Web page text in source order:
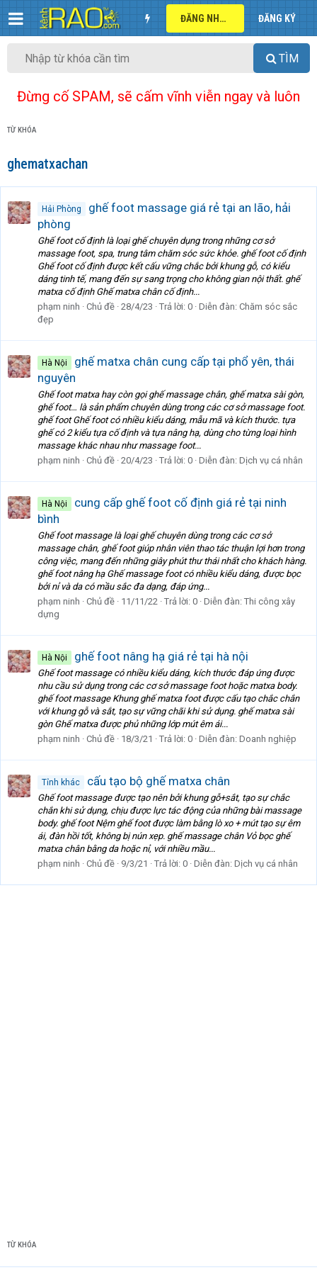
ĐĂNG NHẬP ĐĂNG KÝ
TÌM
Đừng cố SPAM, sẽ cấm vĩnh viễn ngay và luôn
TỪ KHÓA
ghematxachan
Hải Phòng
ghế foot massage giá rẻ tại an lão, hải
phòng
Ghế foot cố định là loại ghế chuyên dụng trong những cơ sở
massage foot, spa, trung tâm chăm sóc sức khỏe. ghế foot cố định
Ghế foot cố định được kết cấu vững chắc bởi khung gỗ, có kiểu
dáng tinh tế, mang đến sự sang trọng cho không gian nội thất. ghế
matxa cố định Ghế matxa chân cố định...
phạm ninh
Chủ đề 28/4/23 Trả lời: 0 Diễn đàn: Chăm sóc sắc
đẹp
Hà Nội
ghế matxa chân cung cấp tại phổ yên, thái
nguyên
Ghế foot matxa hay còn gọi ghế massage chân, ghế matxa sài gòn,
ghế foot… là sản phẩm chuyên dùng trong các cơ sở massage foot.
ghế foot Ghế foot có nhiều kiểu dáng, mẫu mã và kích thước. tựa
ghế có 2 kiểu tựa cố định và tựa nâng hạ, dùng cho từng loại hình
massage khác nhau như massage foot...
phạm ninh
Chủ đề 20/4/23 Trả lời: 0 Diễn đàn: Dịch vụ cá nhân
Hà Nội
cung cấp ghế foot cố định giá rẻ tại ninh
bình
Ghế foot massage là loại ghế chuyên dùng trong các cơ sở
massage chân, ghế foot giúp nhân viên thao tác thuận lợi hơn trong
công việc, mang đến những giây phút thư thái nhất cho khách hàng.
ghế foot nâng hạ Ghế massage foot có nhiều kiểu dáng, được bọc
bởi nỉ và da có mầu sắc đa dạng, đáp ứng...
phạm ninh
Chủ đề 11/11/22 Trả lời: 0 Diễn đàn: Thi công xây
dựng
Hà Nội ghế foot nâng hạ giá rẻ tại hà nội
Ghế foot massage có nhiều kiểu dáng, kích thước đáp ứng được
nhu cầu sử dụng trong các cơ sở massage foot hoặc matxa body.
ghế foot massage Khung ghế matxa foot được cấu tạo chắc chắn
với khung gỗ và sắt, tạo sự vững chãi khi sử dụng. ghế matxa sài
gòn Ghế matxa được phủ những lớp mút êm ái...
phạm ninh
Chủ đề 18/3/21 Trả lời: 0 Diễn đàn: Doanh nghiệp
Tỉnh khác cấu tạo bộ ghế matxa chân
Ghế foot massage được tạo nên bởi khung gỗ+sắt, tạo sự chắc
chắn khi sử dụng, chịu được lực tác động của những bài massage
body. ghế foot Nệm ghế foot được làm bằng lò xo + mút tạo sự êm
ái, đàn hồi tốt, không bị nún xẹp. ghế massage chân Vỏ bọc ghế
matxa chân bằng da hoặc nỉ, với nhiều mầu...
phạm ninh
Chủ đề 9/3/21 Trả lời: 0 Diễn đàn: Dịch vụ cá nhân
TỪ KHÓA